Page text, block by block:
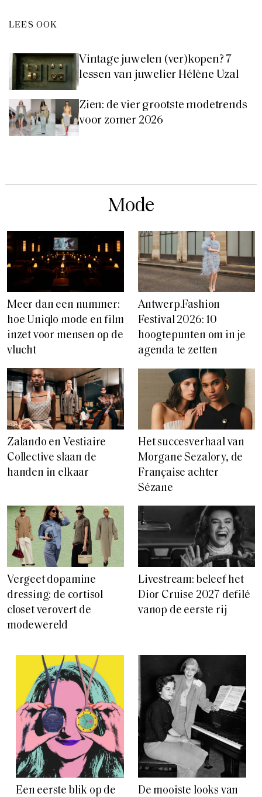
LEES OOK
Vintage juwelen (ver)kopen? 7
lessen van juwelier Hélène Uzal
Zien: de vier grootste modetrends
voor zomer 2026
Mode
Meer dan een nummer:
hoe Uniqlo mode en film
inzet voor mensen op de
vlucht
Antwerp.Fashion
Festival 2026: 10
hoogtepunten om in je
agenda te zetten
Zalando en Vestiaire
Collective slaan de
handen in elkaar
Het succesverhaal van
Morgane Sezalory, de
Française achter
Sézane
Vergeet dopamine
dressing: de cortisol
closet verovert de
modewereld
Livestream: beleef het
Dior Cruise 2027 defilé
vanop de eerste rij
Een eerste blik op de
De mooiste looks van